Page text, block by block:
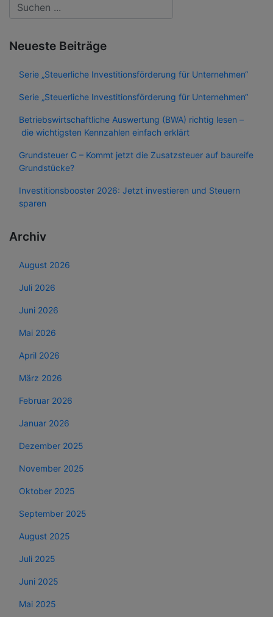
Neueste Beiträge
Serie „Steuerliche Investitionsförderung für Unternehmen“
Serie „Steuerliche Investitionsförderung für Unternehmen“
Betriebswirtschaftliche Auswertung (BWA) richtig lesen –
die wichtigsten Kennzahlen einfach erklärt
Grundsteuer C – Kommt jetzt die Zusatzsteuer auf baureife
Grundstücke?
Investitionsbooster 2026: Jetzt investieren und Steuern
sparen
Archiv
August 2026
Juli 2026
Juni 2026
Mai 2026
April 2026
März 2026
Februar 2026
Januar 2026
Dezember 2025
November 2025
Oktober 2025
September 2025
August 2025
Juli 2025
Juni 2025
Mai 2025